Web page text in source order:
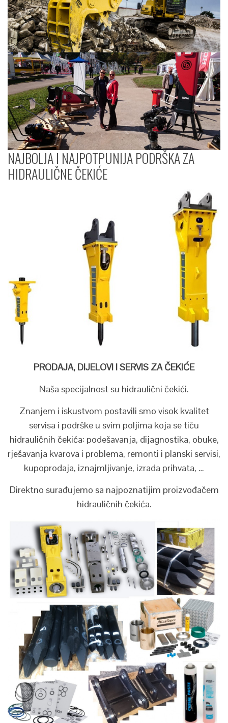
NAJBOLJA I NAJPOTPUNIJA PODRŠKA ZA
HIDRAULIČNE ČEKIĆE
PRODAJA, DIJELOVI I SERVIS ZA ČEKIĆE
Naša specijalnost su hidraulični čekići.
Znanjem i iskustvom postavili smo visok kvalitet
servisa i podrške u svim poljima koja se tiču
hidrauličnih čekića: podešavanja, dijagnostika, obuke,
rješavanja kvarova i problema, remonti i planski servisi,
kupoprodaja, iznajmljivanje, izrada prihvata, …
Direktno surađujemo sa najpoznatijim proizvođačem
hidrauličnih čekića.